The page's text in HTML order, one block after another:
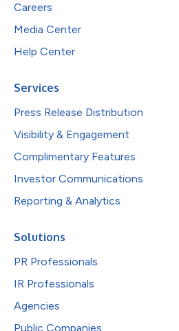
Careers
Media Center
Help Center
Services
Press Release Distribution
Visibility & Engagement
Complimentary Features
Investor Communications
Reporting & Analytics
Solutions
PR Professionals
IR Professionals
Agencies
Public Companies